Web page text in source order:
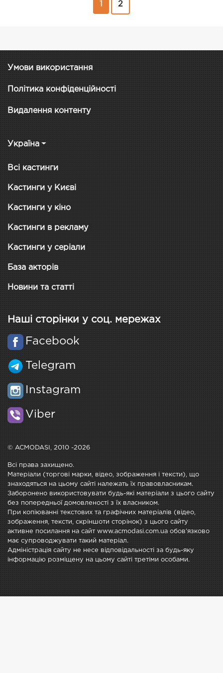
2
Умови використання
Політика конфіденційності
Видалення контенту
Україна
Всі кастинги
Кастинги у Києві
Кастинги у кіно
Кастинги в рекламу
Кастинги у серіали
База акторів
Новини та статті
Наші сторінки у соц. мережах
Facebook
Telegram
Instagram
Viber
© ACMODASI, 2010 -2026
Всі права захищено.
Матеріали (торгові марки, відео, зображення і тексти), що
знаходяться на цьому сайті належать їх правовласникам.
Заборонено використовувати будь-які матеріали з цього сайту
без попередньої домовленості з їх власником.
При копіюванні текстових та графічних матеріалів (відео,
зображення, тексти, скріншоти сторінок) з цього сайту
активне посилання на сайт www.acmodasi.com.ua обов'язково
має супроводжувати такий матеріал.
Адміністрація сайту не несе відповідальності за будь-яку
інформацію розміщену на цьому сайті третіми особами.